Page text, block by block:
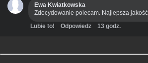
Ewa Kwiatkowska
Zdecydowanie polecam. Najlepsza
Lubie to! Odpowiedz 13 godz.